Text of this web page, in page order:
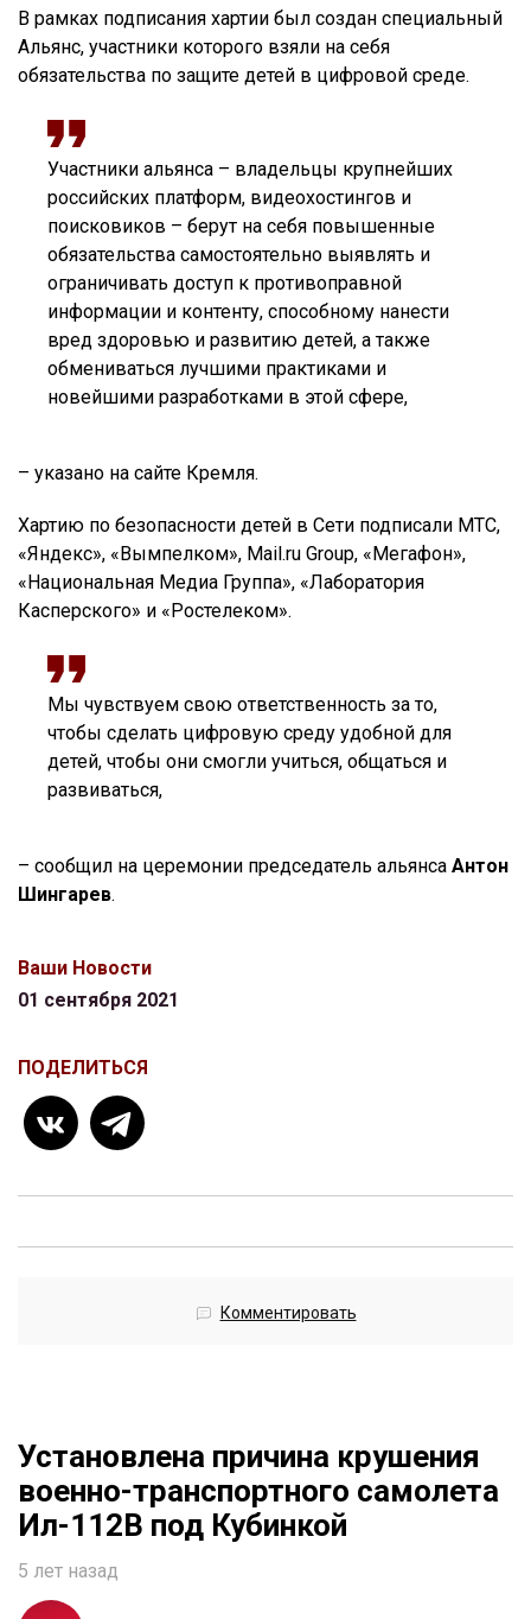
В рамках подписания хартии был создан специальный
Альянс, участники которого взяли на себя
обязательства по защите детей в цифровой среде.
Участники альянса – владельцы крупнейших
российских платформ, видеохостингов и
поисковиков – берут на себя повышенные
обязательства самостоятельно выявлять и
ограничивать доступ к противоправной
информации и контенту, способному нанести
вред здоровью и развитию детей, а также
обмениваться лучшими практиками и
новейшими разработками в этой сфере,
– указано на сайте Кремля.
Хартию по безопасности детей в Сети подписали МТС,
«Яндекс», «Вымпелком», Mail.ru Group, «Мегафон»,
«Национальная Медиа Группа», «Лаборатория
Касперского» и «Ростелеком».
Мы чувствуем свою ответственность за то,
чтобы сделать цифровую среду удобной для
детей, чтобы они смогли учиться, общаться и
развиваться,
– сообщил на церемонии председатель альянса Антон
Шингарев.
Ваши Новости
01 сентября 2021
ПОДЕЛИТЬСЯ
Комментировать
Установлена причина крушения
военно-транспортного самолета
Ил-112В под Кубинкой
5 лет назад